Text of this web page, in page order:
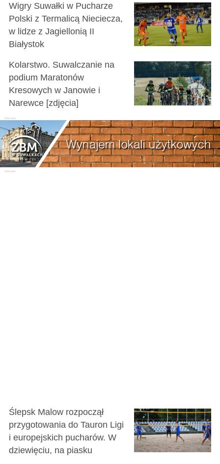
Wigry Suwałki w Pucharze
Polski z Termalicą Nieciecza,
w lidze z Jagiellonią II
Białystok
Kolarstwo. Suwalczanie na
podium Maratonów
Kresowych w Janowie i
Narewce [zdjęcia]
Ślepsk Malow rozpoczął
przygotowania do Tauron Ligi
i europejskich pucharów. W
dziewięciu, na piasku